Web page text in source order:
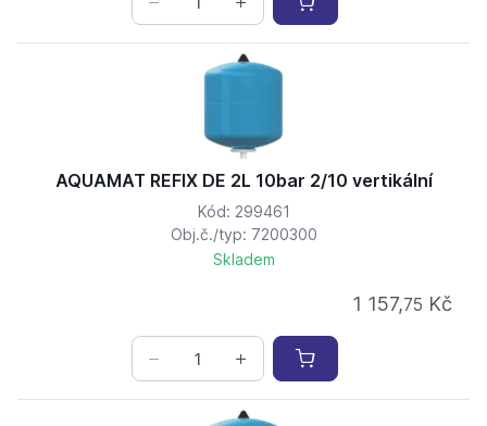
AQUAMAT REFIX DE 2L 10bar 2/10 vertikální
Kód: 299461
Obj.č./typ: 7200300
Skladem
1 157,75 Kč